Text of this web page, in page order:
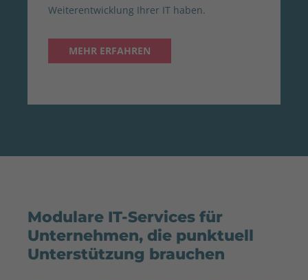
Weiterentwicklung Ihrer IT haben.
MEHR ERFAHREN
Modulare IT-Services für
Unternehmen, die punktuell
Unterstützung brauchen